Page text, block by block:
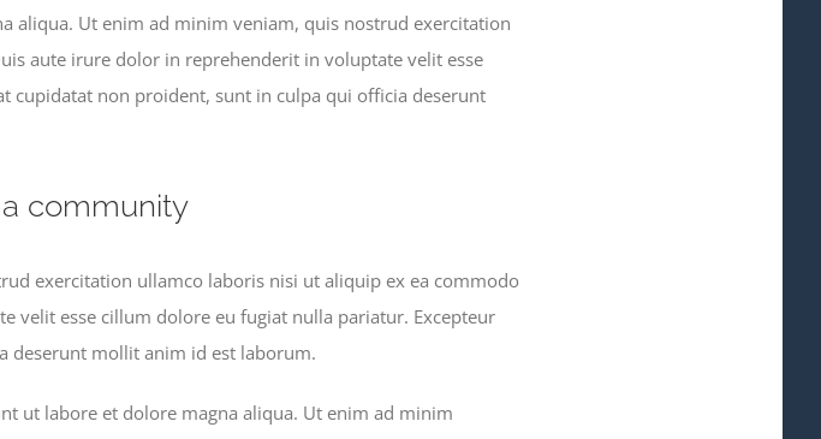
aliqua. Ut enim ad minim veniam, quis nostrud exercitation
aute irure dolor in reprehenderit in voluptate velit esse
cupidatat non proident, sunt in culpa qui officia deserunt
community
exercitation ullamco laboris nisi ut aliquip ex ea commodo
velit esse cillum dolore eu fugiat nulla pariatur. Excepteur
deserunt mollit anim id est laborum.
ut labore et dolore magna aliqua. Ut enim ad minim